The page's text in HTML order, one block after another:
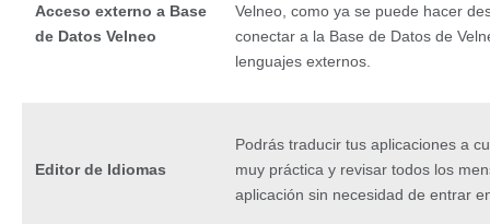
Acceso externo a Base
de Datos Velneo
Velneo, como ya se puede hacer
conectar a la Base de Datos de
lenguajes externos.
Editor de Idiomas
Podrás traducir tus aplicaciones a
muy práctica y revisar todos los
aplicación sin necesidad de entrar